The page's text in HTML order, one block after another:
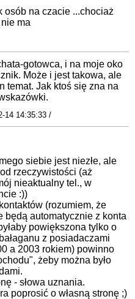
osób na czacie ...chociaż
ma
gotowca, i na moje oko
Może i jest takowa, ale
temat. Jak ktoś się zna na
14 14:35:33 /
siebie jest niezłe, ale
rzeczywistości (aż
nieaktualny tel., w
:))
(rozumiem, że
będą automatycznie z konta
powiększona tylko o
z posiadaczami
a 2003 rokiem) powinno
żeby można było
- słowa uznania.
poprosić o własną stronę ;)